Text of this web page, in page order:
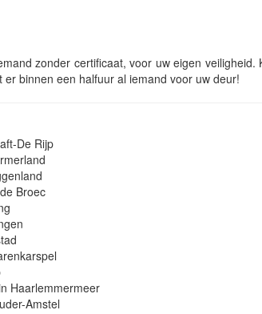
zonder certificaat, voor uw eigen
binnen een halfuur al iemand voor uw deur!
De Rijp
Broec
Haarlemmermeer
Amstel